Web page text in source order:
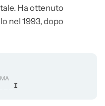
Ha ottenuto
nel 1993, dopo